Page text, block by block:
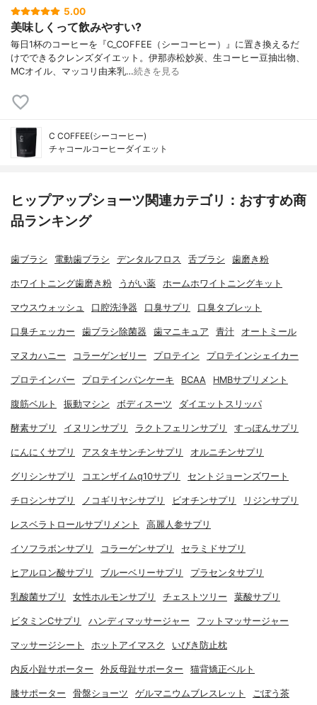
5.00
美味しくって飲みやすい?
毎日1杯のコーヒーを『C_COFFEE（シーコーヒー）』に置き換えるだ
けでできるクレンズダイエット。伊那赤松妙炭、生コーヒー豆抽出物、
MCオイル、マッコリ由来乳…続きを見る
C COFFEE(シーコーヒー)
チャコールコーヒーダイエット
ヒップアップショーツ関連カテゴリ：おすすめ商
品ランキング
歯ブラシ 電動歯ブラシ デンタルフロス 舌ブラシ 歯磨き粉
ホワイトニング歯磨き粉 うがい薬 ホームホワイトニングキット
マウスウォッシュ 口腔洗浄器 口臭サプリ 口臭タブレット
口臭チェッカー 歯ブラシ除菌器 歯マニキュア 青汁 オートミール
マヌカハニー コラーゲンゼリー プロテイン プロテインシェイカー
プロテインバー プロテインパンケーキ BCAA HMBサプリメント
腹筋ベルト 振動マシン ボディスーツ ダイエットスリッパ
酵素サプリ イヌリンサプリ ラクトフェリンサプリ すっぽんサプリ
にんにくサプリ アスタキサンチンサプリ オルニチンサプリ
グリシンサプリ コエンザイムq10サプリ セントジョーンズワート
チロシンサプリ ノコギリヤシサプリ ビオチンサプリ リジンサプリ
レスベラトロールサプリメント 高麗人参サプリ
イソフラボンサプリ コラーゲンサプリ セラミドサプリ
ヒアルロン酸サプリ ブルーベリーサプリ プラセンタサプリ
乳酸菌サプリ 女性ホルモンサプリ チェストツリー 葉酸サプリ
ビタミンCサプリ ハンディマッサージャー フットマッサージャー
マッサージシート ホットアイマスク いびき防止枕
内反小趾サポーター 外反母趾サポーター 猫背矯正ベルト
膝サポーター 骨盤ショーツ ゲルマニウムブレスレット ごぼう茶